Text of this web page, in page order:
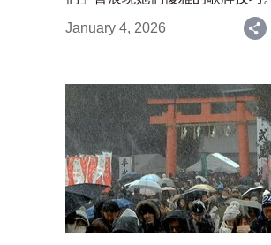
January 4, 2026